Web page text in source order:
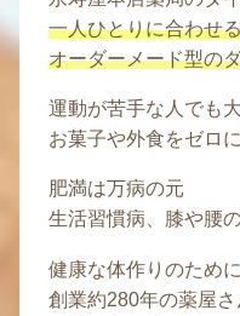
一人ひとりに合わせ
オーダーメード型の
運動が苦手な人でも
お菓子や外食をゼロ
肥満は万病の元
生活習慣病、膝や腰
健康な体作りのために
創業約280年の薬屋